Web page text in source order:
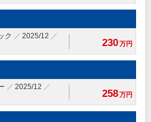
ク
2025/12
230万円
2025/12
258万円